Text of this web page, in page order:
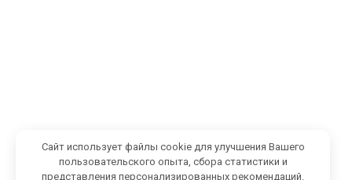
Сайт использует файлы cookie для улучшения Вашего
пользовательского опыта, сбора статистики и
представления персонализированных рекомендаций.